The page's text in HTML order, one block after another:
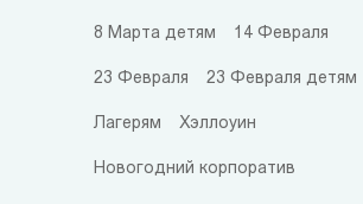
8 Марта детям 14 Февраля
23 Февраля 23 Февраля детям
Лагерям Хэллоуин
Новогодний корпоратив